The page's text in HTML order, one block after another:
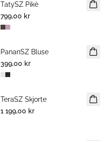
NYHET
TatySZ Pikè
799,00 kr
NYHET
PananSZ Bluse
399,00 kr
NYHET
TeraSZ Skjorte
1 199,00 kr